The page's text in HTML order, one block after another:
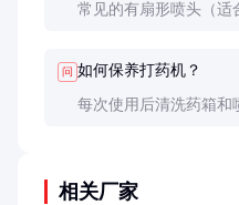
常见的有扇形喷头（适
问 如何保养打药机？
每次使用后清洗药箱和
相关厂家